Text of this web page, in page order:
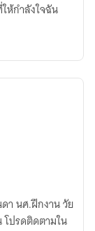
ห้กำลังใจฉัน
า นศ.ฝึกงาน วัย
โปรดติดตามใน